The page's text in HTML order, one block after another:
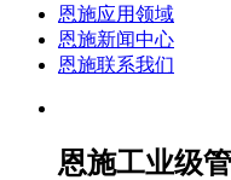
恩施应用领域
恩施新闻中心
恩施联系我们
恩施工业级